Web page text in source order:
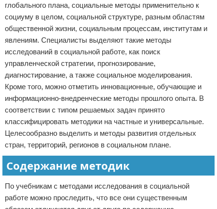
глобального плана, социальные методы применительно к
социуму в целом, социальной структуре, разным областям
общественной жизни, социальным процессам, институтам и
явлениям. Специалисты выделяют такие методы
исследований в социальной работе, как поиск
управленческой стратегии, прогнозирование,
диагностирование, а также социальное моделирования.
Кроме того, можно отметить инновационные, обучающие и
информационно-внедренческие методы прошлого опыта. В
соответствии с типом решаемых задач принято
классифицировать методики на частные и универсальные.
Целесообразно выделить и методы развития отдельных
стран, территорий, регионов в социальном плане.
Содержание методик
По учебникам с методами исследования в социальной
работе можно проследить, что все они существенным